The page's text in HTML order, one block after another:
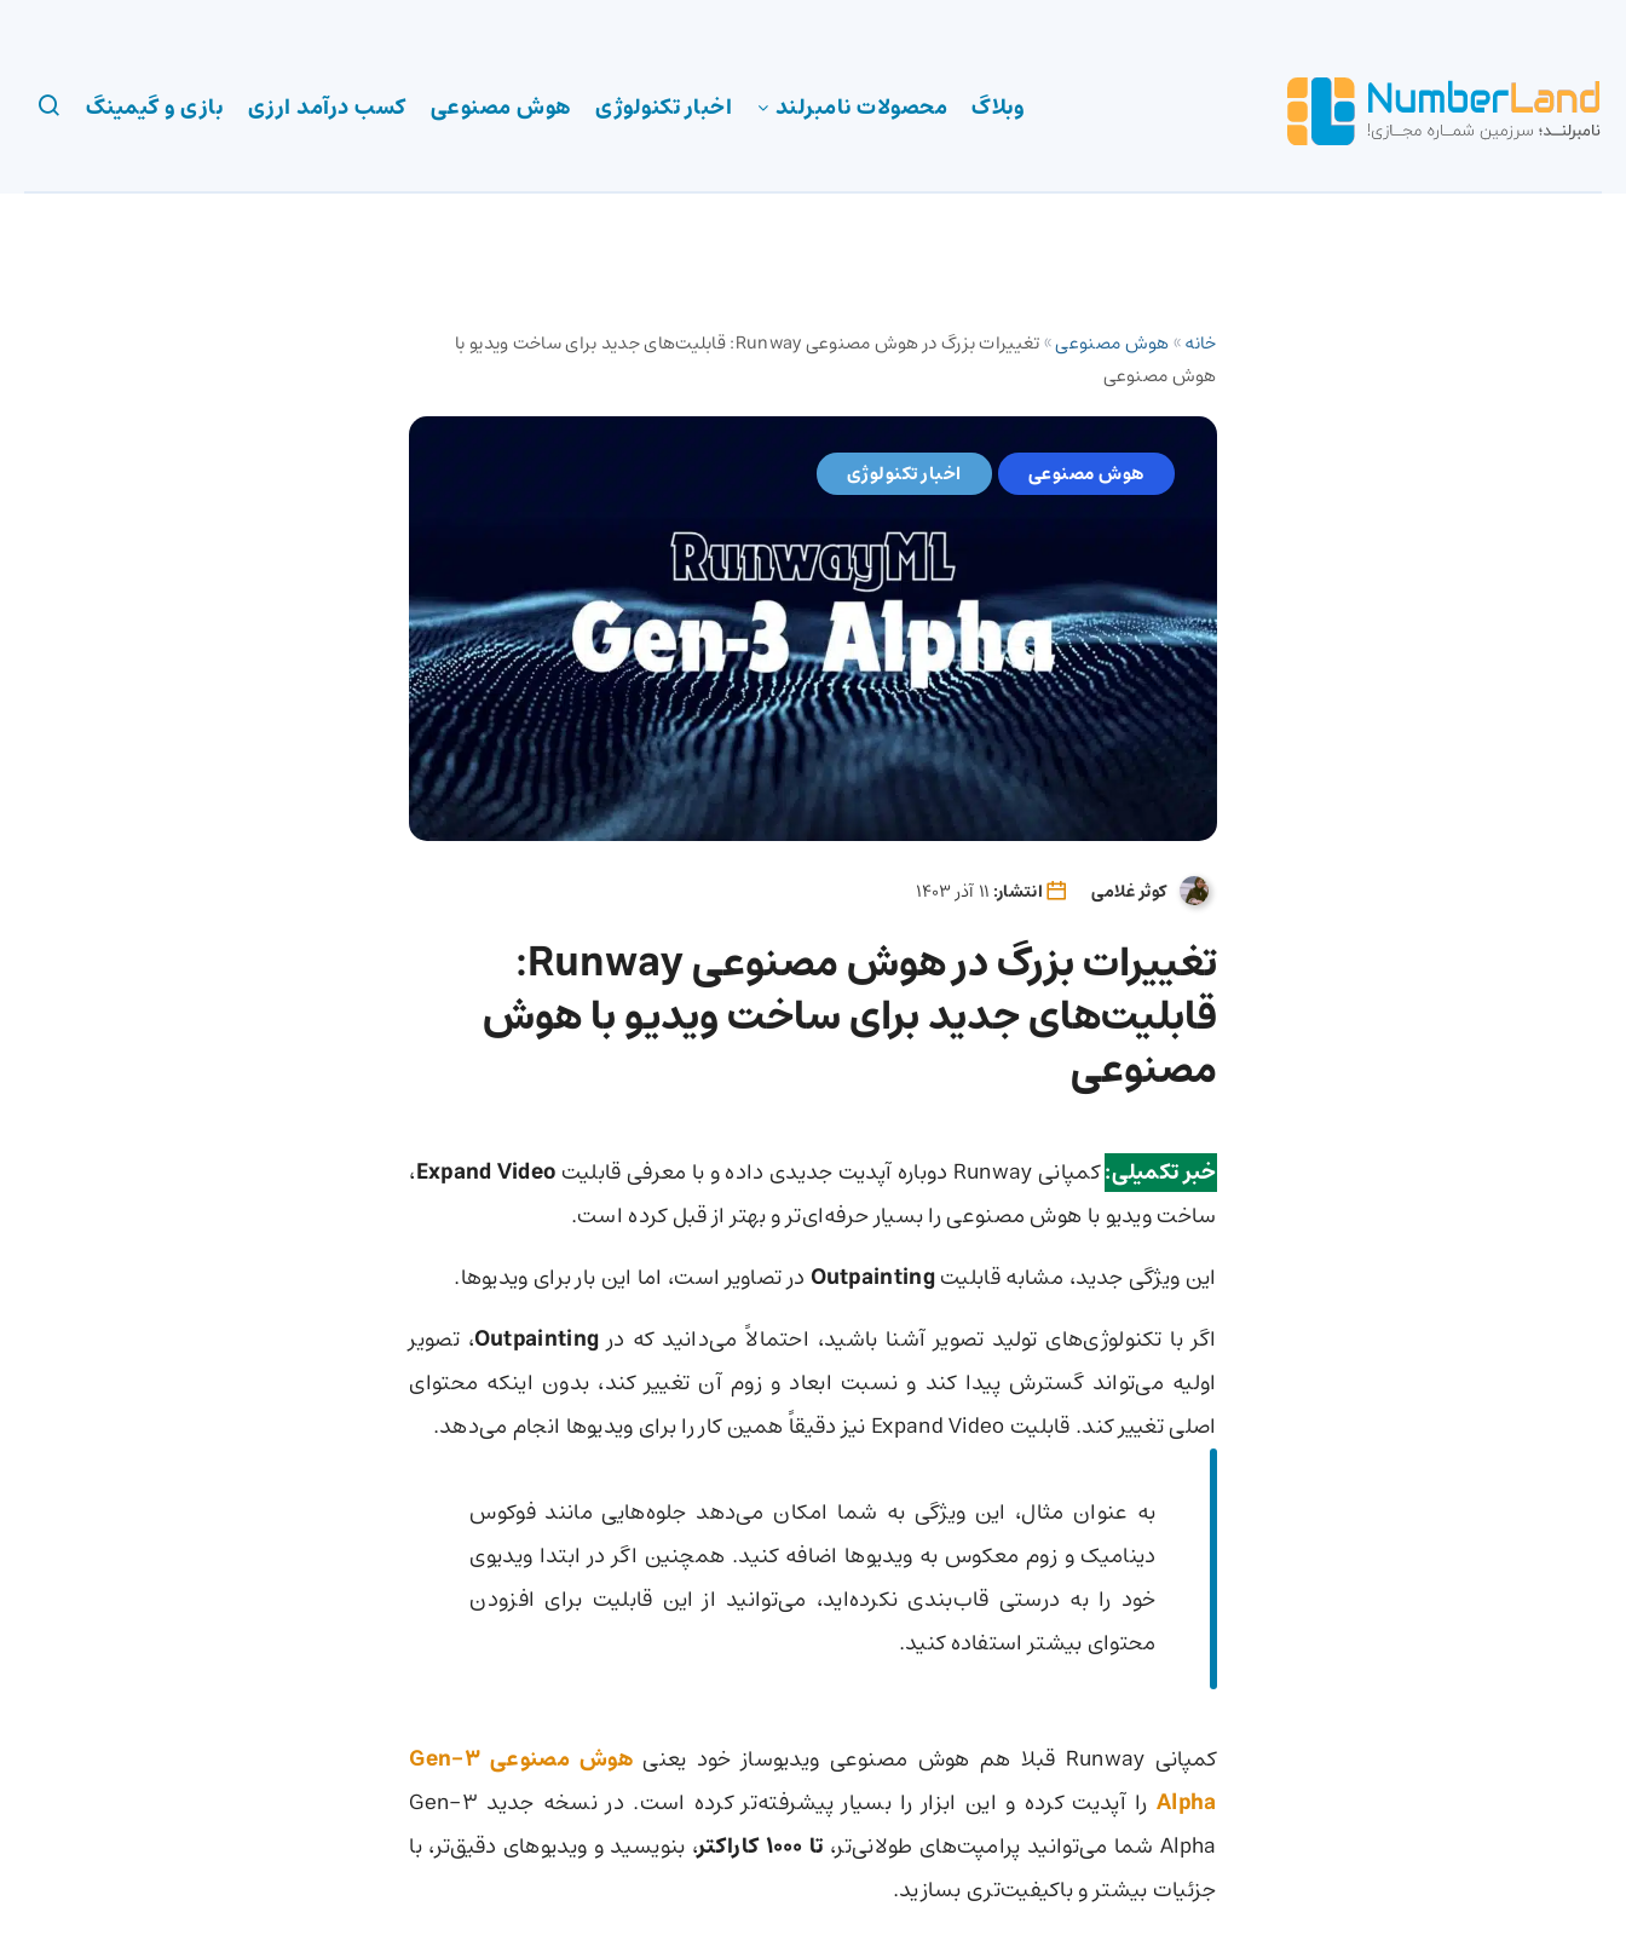
وبلاگ محصولات نامبرلند اخبار تکنولوژی هوش مصنوعی کسب درآمد ارزی بازی و گیمینگ
خانه»هوش مصنوعی»
تغییرات بزرگ در هوش مصنوعی Runway: قابلیت‌های جدید برای ساخت ویدیو با
هوش مصنوعی
هوش مصنوعی اخبار تکنولوژی
کوثر غلامی انتشار:
تغییرات بزرگ در هوش مصنوعی Runway:
قابلیت‌های جدید برای ساخت ویدیو با هوش
مصنوعی
خبر تکمیلی:کمپانی Runway دوباره آپدیت جدیدی داده و با معرفی قابلیت Expand Video،
ساخت ویدیو با هوش مصنوعی را بسیار حرفه‌ای‌تر و بهتر از قبل کرده است.
این ویژگی جدید، مشابه قابلیتOutpainting در تصاویر است، اما این بار برای ویدیوها.
اگر با تکنولوژی‌های تولید تصویر آشنا باشید، احتمالاً می‌دانید که درOutpainting، تصویر
اولیه می‌تواند گسترش پیدا کند و نسبت ابعاد و زوم آن تغییر کند،‌ بدون اینکه محتوای
اصلی تغییر کند. قابلیت Expand Video نیز دقیقاً همین کار را برای ویدیوها انجام می‌دهد.
به عنوان مثال، این ویژگی به شما امکان می‌دهد جلوه‌هایی مانند فوکوس
دینامیک و زوم معکوس به ویدیوها اضافه کنید. همچنین اگر در ابتدا ویدیوی
خود را به درستی قاب‌بندی نکرده‌اید، می‌توانید از این قابلیت برای افزودن
محتوای بیشتر استفاده کنید.
کمپانی Runway قبلا هم هوش مصنوعی ویدیوساز خود یعنی
هوش مصنوعی Gen-3
Alpha
را آپدیت کرده و این ابزار را بسیار پیشرفته‌تر کرده است. در نسخه جدید Gen-3
Alpha شما می‌توانید پرامپت‌های طولانی‌تر،‌
تا 1000 کاراکتر
، بنویسید و ویدیوهای دقیق‌تر،‌ با
جزئیات بیشتر و باکیفیت‌تری بسازید.